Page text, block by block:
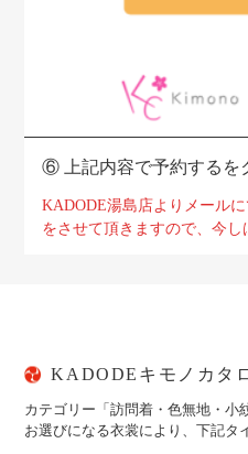
⑥ 上記内容で予約するを
KADODE湯島店よりメール
をさせて頂きますので、今し
KADODEキモノカタ
カテゴリー「訪問着・色無地・小
お選びになる衣裳により、下記タ